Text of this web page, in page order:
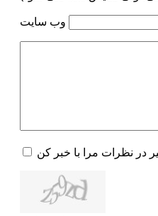
وب سایت
در نظرات مرا با خبر کن